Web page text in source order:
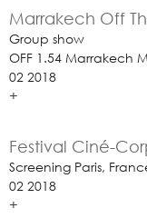
Marrakech Off
Group show
OFF 1.54 Marrakech
02 2018
+
Festival Ciné-
Screening Paris,
02 2018
+